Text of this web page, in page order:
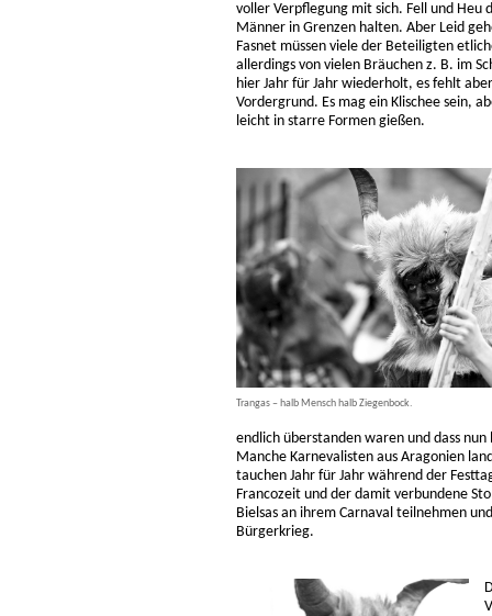
voller Verpflegung mit sich. Fell und Heu
Männer in Grenzen halten. Aber Leid
Fasnet müssen viele der Beteiligten
allerdings von vielen Bräuchen z. B. im
hier Jahr für Jahr wiederholt, es fehlt
Vordergrund. Es mag ein Klischee sein,
leicht in starre Formen gießen.
Trangas – halb Mensch halb Ziegenbock.
endlich überstanden waren und dass
Manche Karnevalisten aus Aragonien
tauchen Jahr für Jahr während der
Francozeit und der damit verbundene
Bielsas an ihrem Carnaval teilnehmen
Bürgerkrieg.